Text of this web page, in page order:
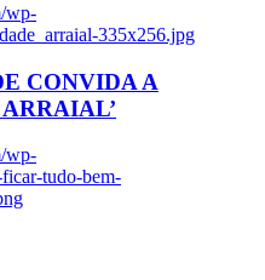
wp-
335x256.jpg
CONVIDA A
wp-
tudo-bem-